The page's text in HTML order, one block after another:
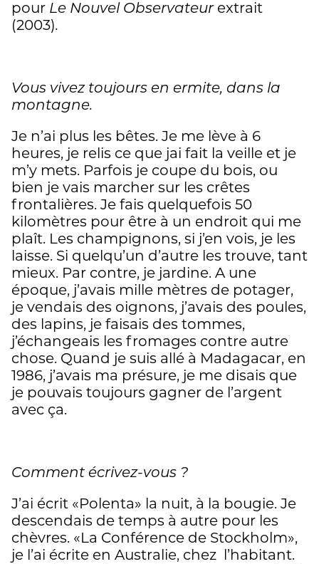
pour Le Nouvel Observateur extrait
(2003).
Vous vivez toujours en ermite, dans la
montagne.
Je n’ai plus les bêtes. Je me lève à 6
heures, je relis ce que jai fait la veille et je
m’y mets. Parfois je coupe du bois, ou
bien je vais marcher sur les crêtes
frontalières. Je fais quelquefois 50
kilomètres pour être à un endroit qui me
plaît. Les champignons, si j’en vois, je les
laisse. Si quelqu’un d’autre les trouve, tant
mieux. Par contre, je jardine. A une
époque, j’avais mille mètres de potager,
je vendais des oignons, j’avais des poules,
des lapins, je faisais des tommes,
j’échangeais les fromages contre autre
chose. Quand je suis allé à Madagacar, en
1986, j’avais ma présure, je me disais que
je pouvais toujours gagner de l’argent
avec ça.
Comment écrivez-vous ?
J’ai écrit «Polenta» la nuit, à la bougie. Je
descendais de temps à autre pour les
chèvres. «La Conférence de Stockholm»,
je l’ai écrite en Australie, chez l’habitant.